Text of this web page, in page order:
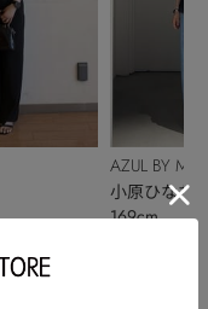
AZUL BY
小原ひなた
169cm